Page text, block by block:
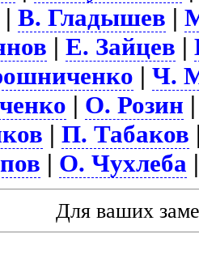
|В. Гладышев |
|Е. Зайцев |
|Ч.
| О. Розин
|П. Табаков
| О. Чухлеба
Для ваших